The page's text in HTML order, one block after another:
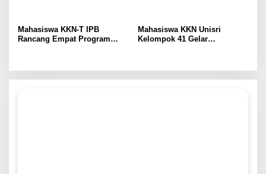
Mahasiswa KKN-T IPB
Rancang Empat Program
Mahasiswa KKN Unisri
Kelompok 41 Gelar